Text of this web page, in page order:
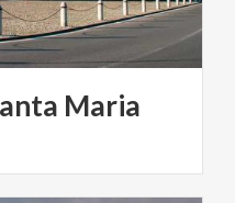
Maria